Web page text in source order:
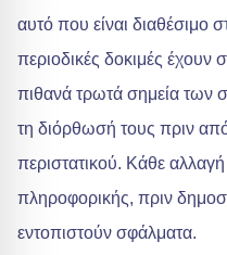
αυτό που είναι διαθέσιμο
περιοδικές δοκιμές έχουν
πιθανά τρωτά σημεία των
τη διόρθωσή τους πριν
περιστατικού. Κάθε
πληροφορικής, πριν
εντοπιστούν σφάλματα.